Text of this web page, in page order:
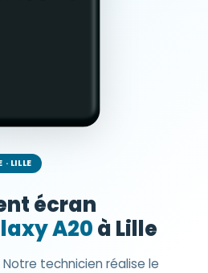
LILLE
écran
A20à Lille
technicien réalise le